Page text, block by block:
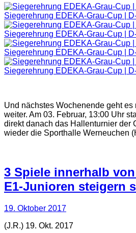
Siegerehrung EDEKA-Grau-Cup |
Siegerehrung EDEKA-Grau-Cup |
Siegerehrung EDEKA-Grau-Cup |
Siegerehrung EDEKA-Grau-Cup |
Und nächstes Wochenende geht
weiter. Am 03. Februar, 13:00 Uhr
direkt danach das Hallenturnier der
wieder die Sporthalle Werneuchen
3 Spiele innerhalb
E1-Junioren steigern
19. Oktober 2017
(J.R.) 19. Okt. 2017